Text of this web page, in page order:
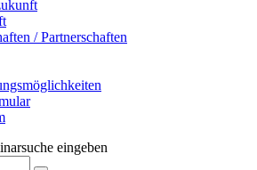
/ Partnerschaften
eingeben